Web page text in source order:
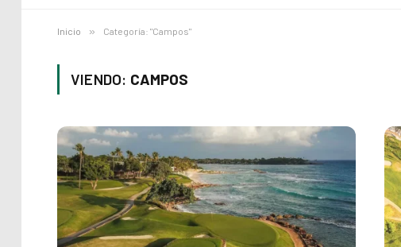
Inicio » Categoría: "Campos"
VIENDO: CAMPOS